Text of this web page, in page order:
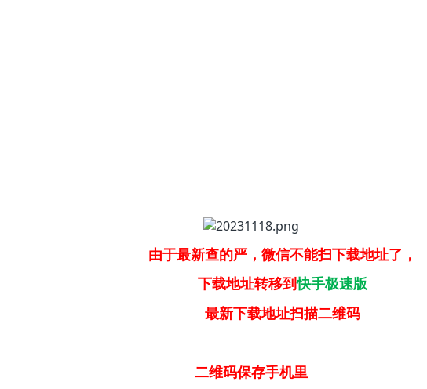
由于最新查的严，微信不能扫下载地址了，
下载地址转移到快手极速版
最新下载地址扫描二维码
二维码保存手机里